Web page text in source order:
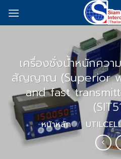
เครื่องชั่งน้ำหนักคว
สัญญาณ (Superior
and fast
หน้าหลัก /